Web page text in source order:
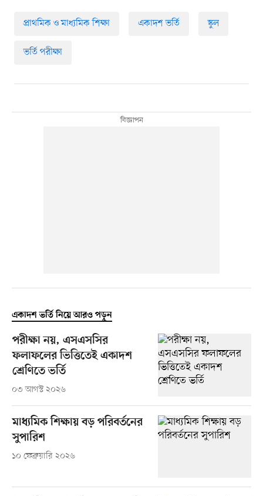
প্রাথমিক ও মাধ্যমিক শিক্ষা একাদশ ভর্তি স্কুল
ভর্তি পরীক্ষা
একাদশ ভর্তি নিয়ে আরও পড়ুন
পরীক্ষা নয়, এসএসসির
ফলাফলের ভিত্তিতেই একাদশ
শ্রেণিতে ভর্তি
০৩ আগস্ট ২০২৬
মাধ্যমিক শিক্ষায় বড় পরিবর্তনের
সুপারিশ
১০ ফেব্রুয়ারি ২০২৬